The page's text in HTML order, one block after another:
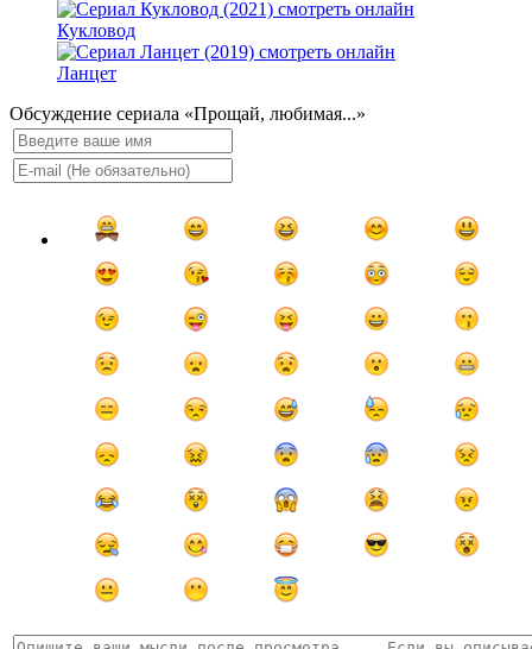
Кукловод
Ланцет
Обсуждение сериала «Прощай, любимая...»